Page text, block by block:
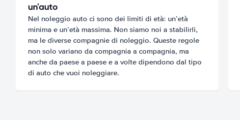
un'auto
Nel noleggio auto ci sono dei limiti di età: un’età
minima e un’età massima. Non siamo noi a stabilirli,
ma le diverse compagnie di noleggio. Queste regole
non solo variano da compagnia a compagnia, ma
anche da paese a paese e a volte dipendono dal tipo
di auto che vuoi noleggiare.